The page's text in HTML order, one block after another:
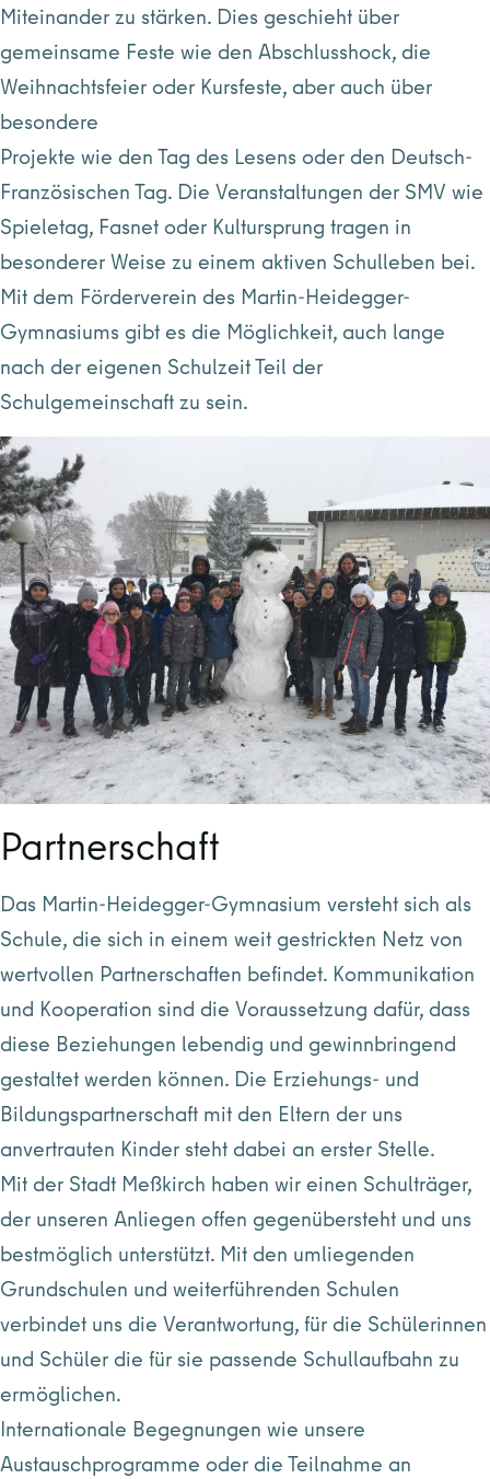
Miteinander zu stärken. Dies geschieht über
gemeinsame Feste wie den Abschlusshock, die
Weihnachtsfeier oder Kursfeste, aber auch über
besondere
Projekte wie den Tag des Lesens oder den Deutsch-
Französischen Tag. Die Veranstaltungen der SMV wie
Spieletag, Fasnet oder Kultursprung tragen in
besonderer Weise zu einem aktiven Schulleben bei.
Mit dem Förderverein des Martin-Heidegger-
Gymnasiums gibt es die Möglichkeit, auch lange
nach der eigenen Schulzeit Teil der
Schulgemeinschaft zu sein.
Partnerschaft
Das Martin-Heidegger-Gymnasium versteht sich als
Schule, die sich in einem weit gestrickten Netz von
wertvollen Partnerschaften befindet. Kommunikation
und Kooperation sind die Voraussetzung dafür, dass
diese Beziehungen lebendig und gewinnbringend
gestaltet werden können. Die Erziehungs- und
Bildungspartnerschaft mit den Eltern der uns
anvertrauten Kinder steht dabei an erster Stelle.
Mit der Stadt Meßkirch haben wir einen Schulträger,
der unseren Anliegen offen gegenübersteht und uns
bestmöglich unterstützt. Mit den umliegenden
Grundschulen und weiterführenden Schulen
verbindet uns die Verantwortung, für die Schülerinnen
und Schüler die für sie passende Schullaufbahn zu
ermöglichen.
Internationale Begegnungen wie unsere
Austauschprogramme oder die Teilnahme an